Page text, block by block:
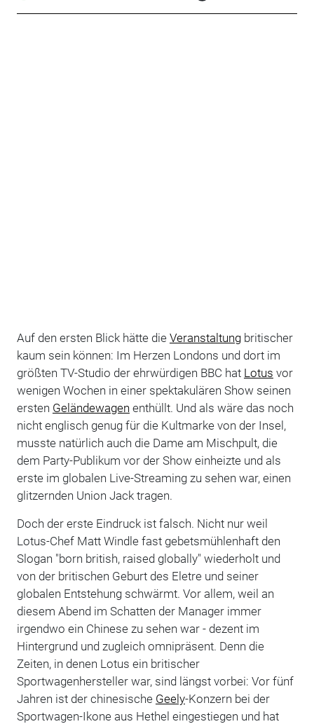
Auf den ersten Blick hätte die Veranstaltungbritischer
kaum sein können: Im Herzen Londons und dort im
größten TV-Studio der ehrwürdigen BBC hat Lotus vor
wenigen Wochen in einer spektakulären Show seinen
ersten Geländewagen enthüllt. Und als wäre das noch
nicht englisch genug für die Kultmarke von der Insel,
musste natürlich auch die Dame am Mischpult, die
dem Party-Publikum vor der Show einheizte und als
erste im globalen Live-Streaming zu sehen war, einen
glitzernden Union Jack tragen.
Doch der erste Eindruck ist falsch. Nicht nur weil
Lotus-Chef Matt Windle fast gebetsmühlenhaft den
Slogan "born british, raised globally" wiederholt und
von der britischen Geburt des Eletre und seiner
globalen Entstehung schwärmt. Vor allem, weil an
diesem Abend im Schatten der Manager immer
irgendwo ein Chinese zu sehen war - dezent im
Hintergrund und zugleich omnipräsent. Denn die
Zeiten, in denen Lotus ein britischer
Sportwagenhersteller war, sind längst vorbei: Vor fünf
Jahren ist der chinesische Geely-Konzern bei der
Sportwagen-Ikone aus Hethel eingestiegen und hat